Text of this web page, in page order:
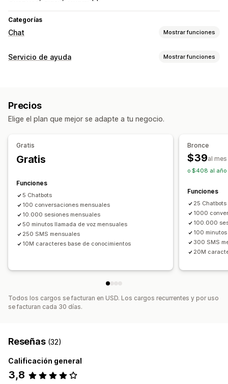
Categorías
Chat Mostrar funciones
Mensajería en tiempo real
Respuestas automatizadas
Descuentos
Preguntas frecuentes
Actualizaciones de pedidos
Personalización
Mensajes de bienvenida
Botones del chat
Servicio de ayuda Mostrar funciones
Autoservicio
Encuestas de comentarios
Precios
Elige el plan que mejor se adapte a tu negocio.
Gratis
Gratis
Funciones
5 Chatbots
100 conversaciones mensuales
10.000 sesiones mensuales
50 minutos llamada de voz mensuales
250 SMS mensuales
10M caracteres base de conocimientos
Bronce
$39al mes
o $408 al año
Funciones
25 Chatbots
1000
100.000
100
300 SMS
20M
Todos los cargos se facturan en USD. Los cargos recurrentes y por uso
se facturan cada 30 días.
Reseñas (32)
Calificación general
3,8